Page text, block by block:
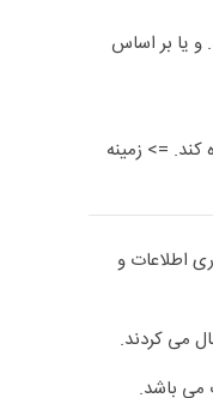
و یا بر اساس
کند. => زمینه
اطلاعات و
می کردند.